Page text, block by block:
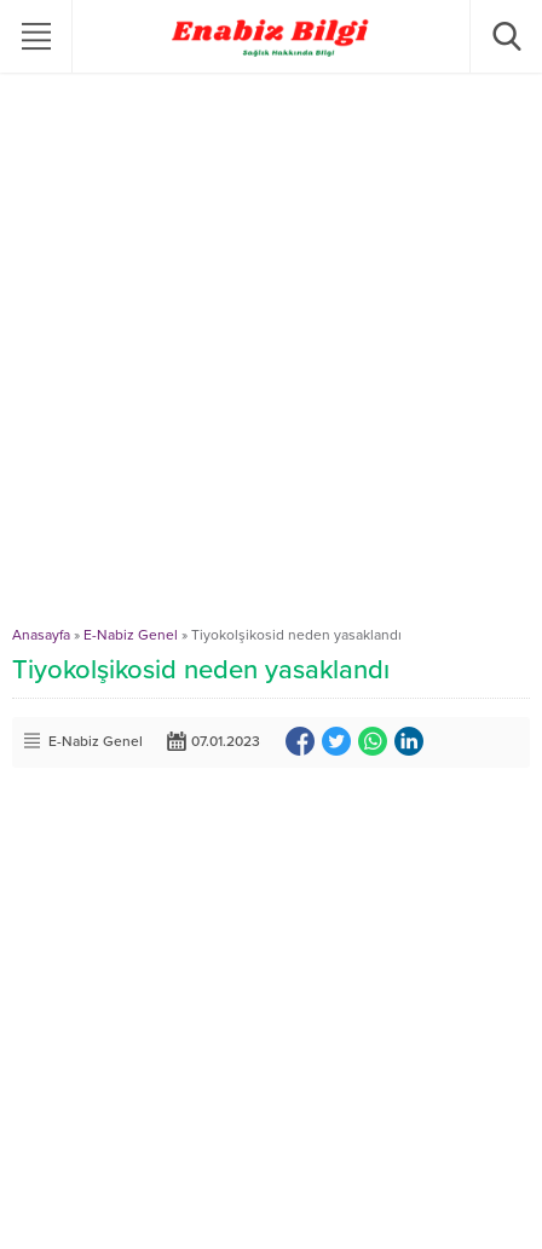
Anasayfa » E-Nabiz Genel » Tiyokolşikosid neden yasaklandı
Tiyokolşikosid neden yasaklandı
E-Nabiz Genel 07.01.2023